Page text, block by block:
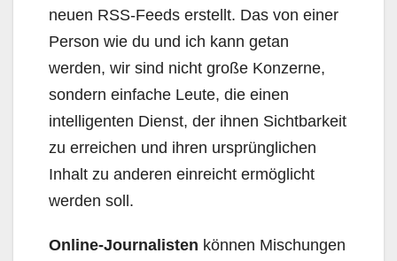
neuen RSS-Feeds erstellt. Das von einer
Person wie du und ich kann getan
werden, wir sind nicht große Konzerne,
sondern einfache Leute, die einen
intelligenten Dienst, der ihnen Sichtbarkeit
zu erreichen und ihren ursprünglichen
Inhalt zu anderen einreicht ermöglicht
werden soll.
Online-Journalisten können Mischungen